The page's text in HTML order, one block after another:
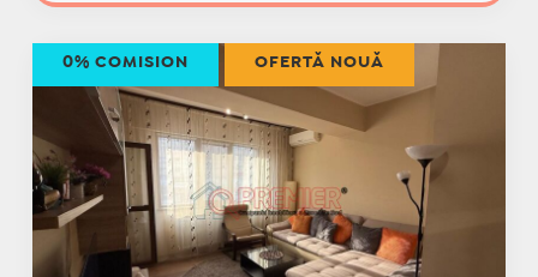
0% COMISION OFERTĂ NOUĂ